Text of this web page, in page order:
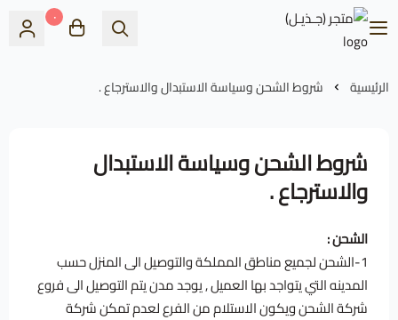
متجر (جـذيـل)
٠
الرئيسية شروط الشحن وسياسة الاستبدال والاسترجاع .
شروط الشحن وسياسة الاستبدال
والاسترجاع .
الشحن :
1-الشحن لجميع مناطق المملكة والتوصيل الى المنزل حسب
المدينه التي يتواجد بها العميل , يوجد مدن يتم التوصيل الى فروع
شركة الشحن ويكون الاستلام من الفرع لعدم تمكن شركة